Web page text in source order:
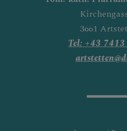
3661
Tel: +43